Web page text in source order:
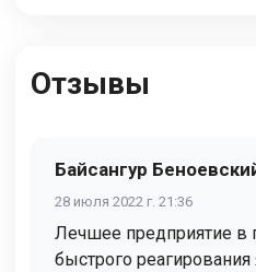
Отзывы
Байсангур
28 июля 2022 г. 21:36
Лечшее предприятие в
быстрого